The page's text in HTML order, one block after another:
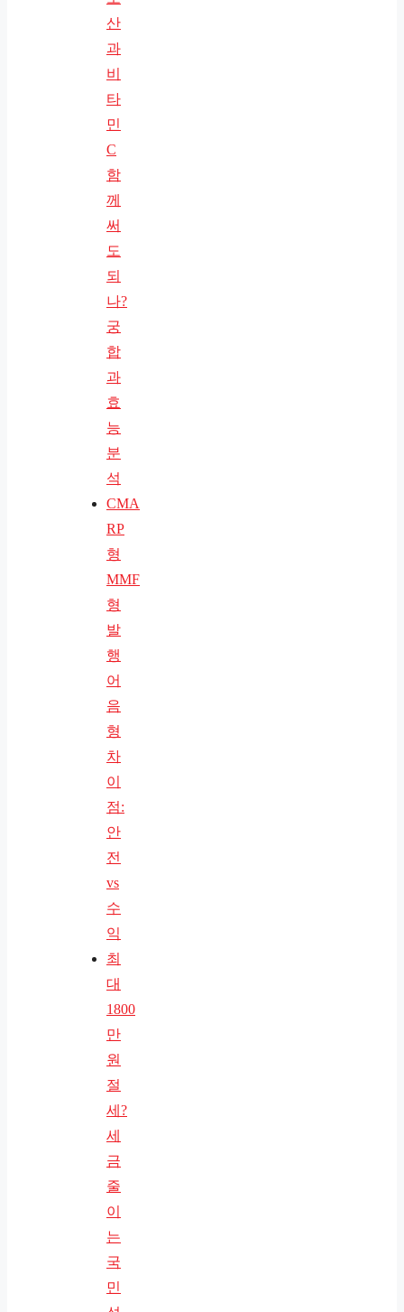
산
과
비
타
민
C
함
께
써
도
되
나?
궁
합
과
효
능
분
석
CMA
RP
형
MMF
형
발
행
어
음
형
차
이
점:
안
전
vs
수
익
최
대
1800
만
원
절
세?
세
금
줄
이
는
국
민